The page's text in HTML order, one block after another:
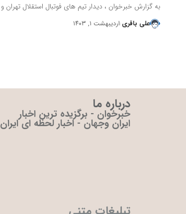
به گزارش خبرخوان ، دیدار تیم های فوتبال استقلال
علی باقری اردیبهشت ۱, ۱۴۰۳
درباره ما
خبرخوان - برگزیده ترین اخبار
ایران وجهان - اخبار لحظه ای ایران